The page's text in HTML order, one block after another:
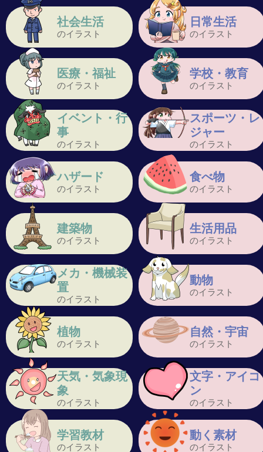
社会生活
のイラスト
日常生活
のイラスト
医療・福祉
のイラスト
学校・教育
のイラスト
イベント・行
事
のイラスト
スポーツ・レ
ジャー
のイラスト
ハザード
のイラスト
食べ物
のイラスト
建築物
のイラスト
生活用品
のイラスト
メカ・機械装
置
のイラスト
動物
のイラスト
植物
のイラスト
自然・宇宙
のイラスト
天気・気象現
象
のイラスト
文字・アイコ
ン
のイラスト
学習教材
のイラスト
動く素材
のイラスト